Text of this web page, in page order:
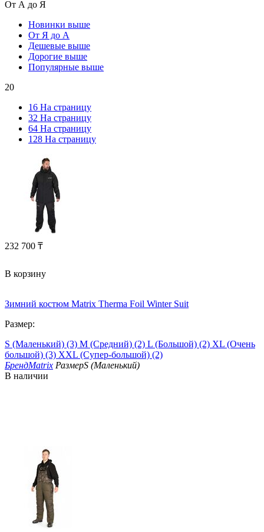
От А до Я
Новинки выше
От Я до А
Дешевые выше
Дорогие выше
Популярные выше
20
16 На страницу
32 На страницу
64 На страницу
128 На страницу
232 700 ₸
В корзину
Зимний костюм Matrix Therma Foil Winter Suit
Размер:
S (Маленький) (3) M (Средний) (2) L (Большой) (2) XL (Очень
большой) (3) XXL (Супер-большой) (2)
БрендMatrix РазмерS (Маленький)
В наличии